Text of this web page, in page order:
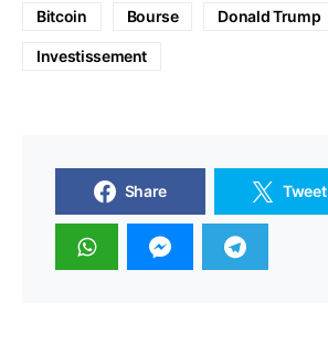
Bitcoin Bourse Donald Trump
Investissement
Share Tweet